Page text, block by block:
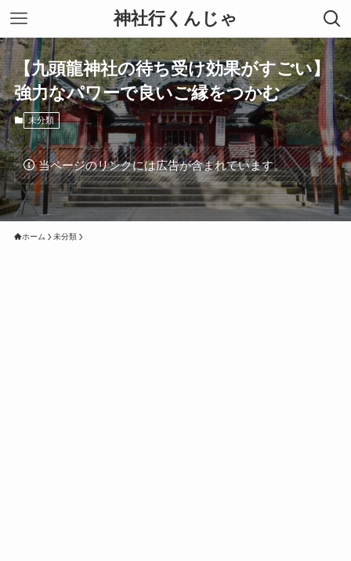
神社行くんじゃ
【九頭龍神社の待ち受け効果がすごい】
強力なパワーで良いご縁をつかむ
未分類
当ページのリンクには広告が含まれています。
ホーム 未分類